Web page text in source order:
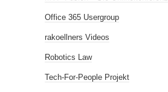
Office 365 Usergroup
rakoellners Videos
Robotics Law
Tech-For-People Projekt